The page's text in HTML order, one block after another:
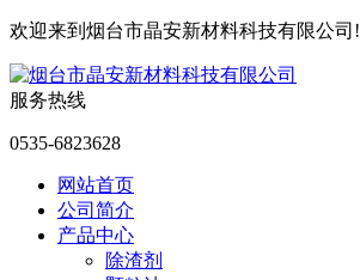
欢迎来到烟台市晶安新材料科技有限公司!
服务热线
0535-6823628
网站首页
公司简介
产品中心
除渣剂